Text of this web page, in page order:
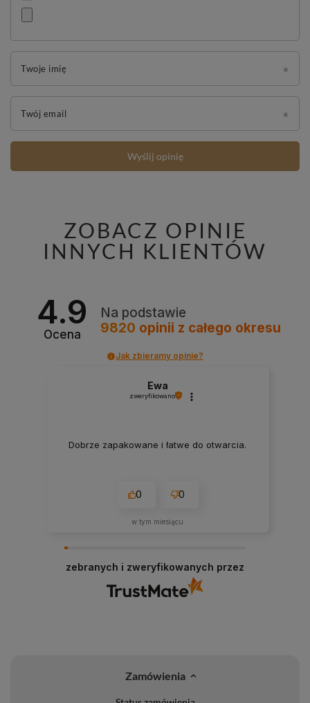
Twoje imię
Twój email
Wyślij opinię
ZOBACZ OPINIE
INNYCH KLIENTÓW
4.9
Ocena
Na podstawie
9820 opinii z całego okresu
Jak zbieramy opinie?
Ewa
zweryfikowano
Dobrze zapakowane i łatwe do otwarcia.
0 0
w tym miesiącu
zebranych i zweryfikowanych przez
Zamówienia